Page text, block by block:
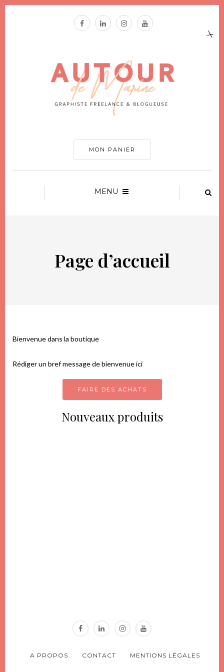
MON PANIER
MENU
Page d’accueil
Bienvenue dans la boutique
Rédiger un bref message de bienvenue ici
FAIRE DES ACHATS
Nouveaux produits
A PROPOS CONTACT MENTIONS LÉGALES